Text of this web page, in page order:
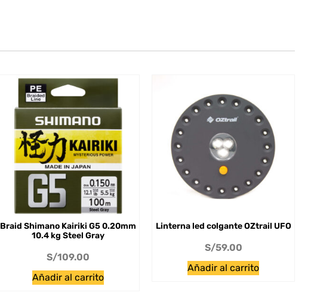
Braid Shimano Kairiki G5 0.20mm
10.4 kg Steel Gray
S/109.00
Añadir al carrito
Linterna led colgante OZtrail UFO
S/59.00
Añadir al carrito